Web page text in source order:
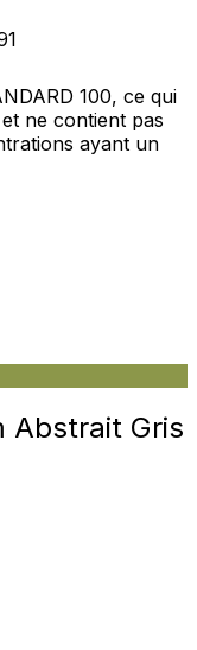
100, ce qui
ne contient pas
ayant un
Abstrait Gris